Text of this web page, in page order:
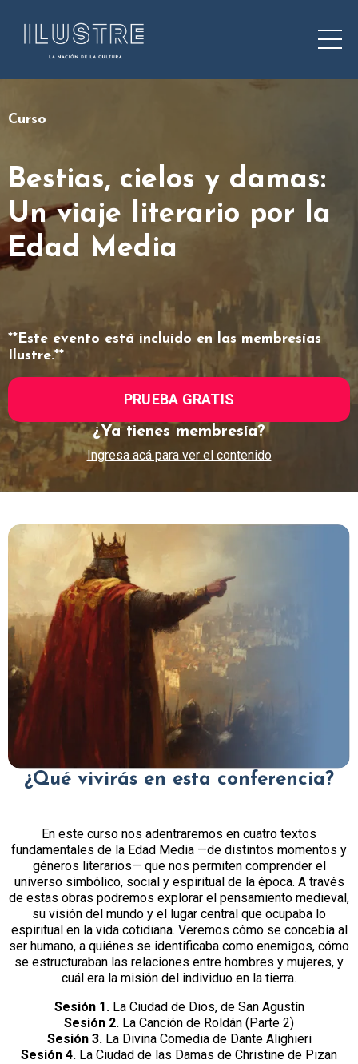
Curso
Bestias, cielos y damas:
Un viaje literario por la
Edad Media
**Este evento está incluido en las membresías
Ilustre.**
PRUEBA GRATIS
¿Ya tienes membresía?
Ingresa acá para ver el contenido
¿Qué vivirás en esta conferencia?
En este curso nos adentraremos en cuatro textos
fundamentales de la Edad Media —de distintos momentos y
géneros literarios— que nos permiten comprender el
universo simbólico, social y espiritual de la época. A través
de estas obras podremos explorar el pensamiento medieval,
su visión del mundo y el lugar central que ocupaba lo
espiritual en la vida cotidiana. Veremos cómo se concebía al
ser humano, a quiénes se identificaba como enemigos, cómo
se estructuraban las relaciones entre hombres y mujeres, y
cuál era la misión del individuo en la tierra.
Sesión 1. La Ciudad de Dios, de San Agustín
Sesión 2. La Canción de Roldán (Parte 2)
Sesión 3. La Divina Comedia de Dante Alighieri
Sesión 4. La Ciudad de las Damas de Christine de Pizan